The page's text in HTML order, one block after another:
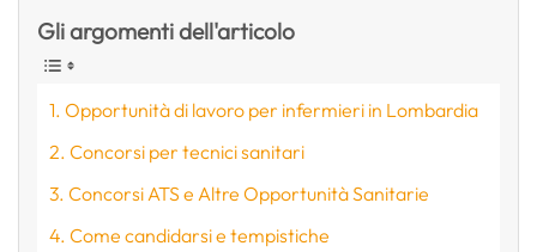
Gli argomenti dell'articolo
Opportunità di lavoro per infermieri in Lombardia
Concorsi per tecnici sanitari
Concorsi ATS e Altre Opportunità Sanitarie
Come candidarsi e tempistiche